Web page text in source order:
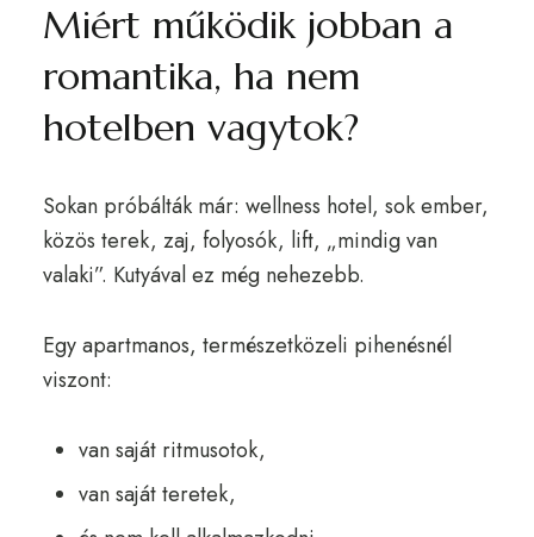
Miért működik jobban a
romantika, ha nem
hotelben vagytok?
Sokan próbálták már: wellness hotel, sok ember,
közös terek, zaj, folyosók, lift, „mindig van
valaki”. Kutyával ez még nehezebb.
Egy apartmanos, természetközeli pihenésnél
viszont:
van saját ritmusotok,
van saját teretek,